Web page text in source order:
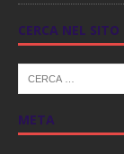
CERCA NEL SITO
META